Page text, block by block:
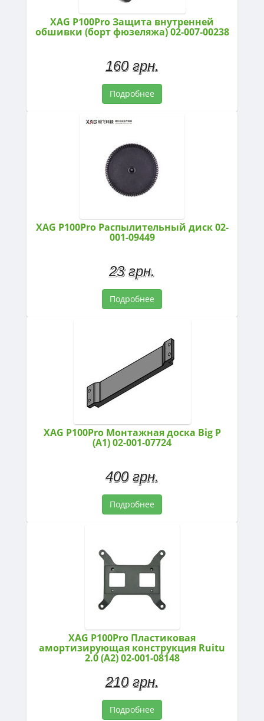
XAG P100Pro Защита внутренней
обшивки (борт фюзеляжа) 02-007-00238
160 грн.
Подробнее
XAG P100Pro Распылительный диск 02-
001-09449
23 грн.
Подробнее
XAG P100Pro Монтажная доска Big P
(A1) 02-001-07724
400 грн.
Подробнее
XAG P100Pro Пластиковая
амортизирующая конструкция Ruitu
2.0 (A2) 02-001-08148
210 грн.
Подробнее